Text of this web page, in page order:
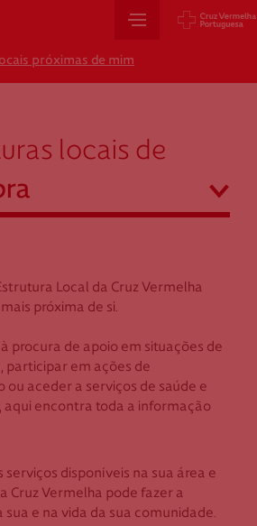
próximas de mim
59, 6º, 1049-053 Lisboa
locais de
Branco
Local da Cruz Vermelha
próxima de si.
procura de apoio em situações de
participar em ações de
ou aceder a serviços de saúde e
aqui encontra toda a informação
serviços disponíveis na sua área e
Cruz Vermelha pode fazer a
sua e na vida da sua comunidade.